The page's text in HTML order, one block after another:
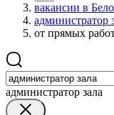
вакансии в
администратор
от прямых
администратор зала